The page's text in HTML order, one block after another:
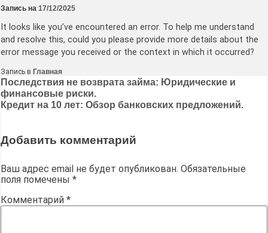
Запись на 17/12/2025
It looks like you’ve encountered an error. To help me understand
and resolve this, could you please provide more details about the
error message you received or the context in which it occurred?
Запись в Главная
Навигация
по
Последствия не возврата займа: Юридические и
финансовые риски.
Кредит на 10 лет: Обзор банковских предложений.
Добавить комментарий
Ваш адрес email не будет опубликован. Обязательные
поля помечены *
Комментарий *